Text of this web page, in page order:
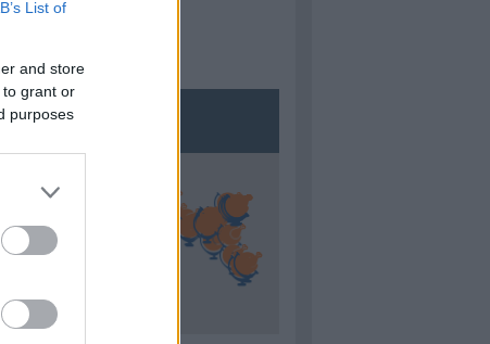
List of
and store
to grant or
purposes